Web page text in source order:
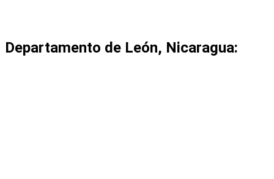
Departamento de León, Nicaragua: